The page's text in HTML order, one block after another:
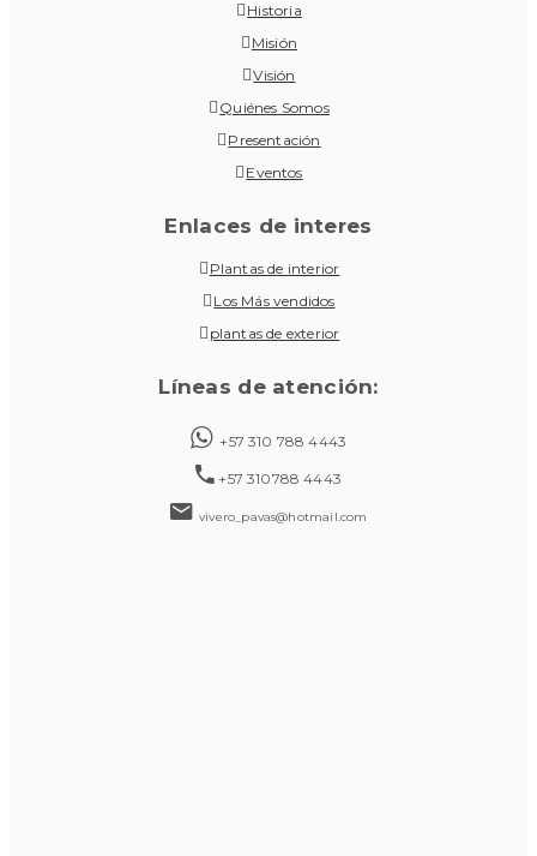
Historia
Misión
Visión
Quiénes Somos
Presentación
Eventos
Enlaces de interes
Plantas de interior
Los Más vendidos
plantas de exterior
Líneas de atención:
+57 310 788 4443
+57 310788 4443
vivero_pavas@hotmail.com